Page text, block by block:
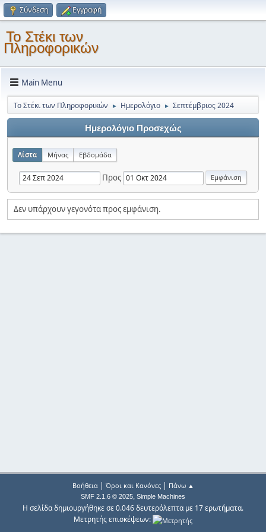
Σύνδεση Εγγραφή
Το Στέκι των
Πληροφορικών
Main Menu
Το Στέκι των Πληροφορικών ► Ημερολόγιο ► Σεπτέμβριος 2024
Ημερολόγιο Προσεχώς
Λίστα Μήνας Εβδομάδα
Προς
Δεν υπάρχουν γεγονότα προς εμφάνιση.
Βοήθεια| Όροι και Κανόνες| Πάνω ▲
SMF 2.1.6 © 2025, Simple Machines
Η σελίδα δημιουργήθηκε σε 0.046 δευτερόλεπτα με 17 ερωτήματα.
Μετρητής επισκέψεων: